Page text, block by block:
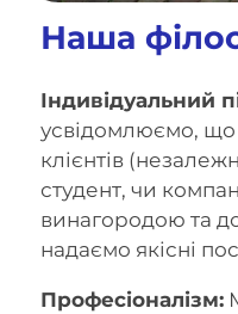
Наша
Індивідуальний
усвідомлюємо,
клієнтів
студент, чи
винагородою та
надаємо якісні
Професіоналізм: